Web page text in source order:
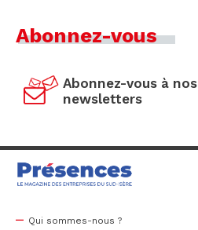
Abonnez-vous
Abonnez-vous à nos
newsletters
Qui sommes-nous ?